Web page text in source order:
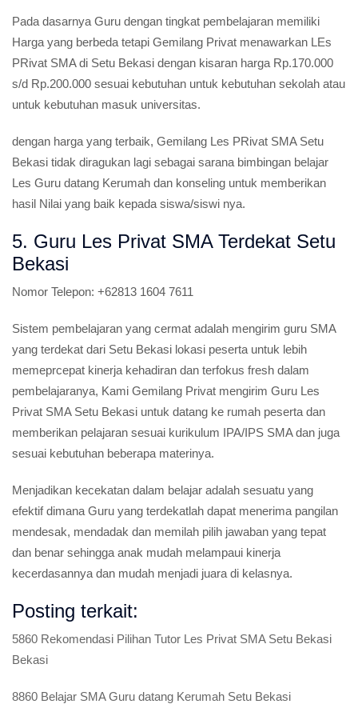
Pada dasarnya Guru dengan tingkat pembelajaran memiliki
Harga yang berbeda tetapi Gemilang Privat menawarkan LEs
PRivat SMA di Setu Bekasi dengan kisaran harga Rp.170.000
s/d Rp.200.000 sesuai kebutuhan untuk kebutuhan sekolah atau
untuk kebutuhan masuk universitas.
dengan harga yang terbaik, Gemilang Les PRivat SMA Setu
Bekasi tidak diragukan lagi sebagai sarana bimbingan belajar
Les Guru datang Kerumah dan konseling untuk memberikan
hasil Nilai yang baik kepada siswa/siswi nya.
5. Guru Les Privat SMA Terdekat Setu
Bekasi
Nomor Telepon: +62813 1604 7611
Sistem pembelajaran yang cermat adalah mengirim guru SMA
yang terdekat dari Setu Bekasi lokasi peserta untuk lebih
memeprcepat kinerja kehadiran dan terfokus fresh dalam
pembelajaranya, Kami Gemilang Privat mengirim Guru Les
Privat SMA Setu Bekasi untuk datang ke rumah peserta dan
memberikan pelajaran sesuai kurikulum IPA/IPS SMA dan juga
sesuai kebutuhan beberapa materinya.
Menjadikan kecekatan dalam belajar adalah sesuatu yang
efektif dimana Guru yang terdekatlah dapat menerima pangilan
mendesak, mendadak dan memilah pilih jawaban yang tepat
dan benar sehingga anak mudah melampaui kinerja
kecerdasannya dan mudah menjadi juara di kelasnya.
Posting terkait:
5860 Rekomendasi Pilihan Tutor Les Privat SMA Setu Bekasi
Bekasi
8860 Belajar SMA Guru datang Kerumah Setu Bekasi